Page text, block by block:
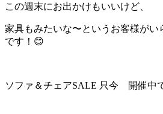
この週末にお出かけもいいけど、
家具もみたいな〜というお客様がい
です！😊
ソファ＆チェアSALE 只今 開催中